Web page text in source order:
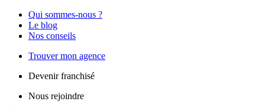
Qui sommes-nous ?
Le blog
Nos conseils
Trouver mon agence
Devenir franchisé
Nous rejoindre